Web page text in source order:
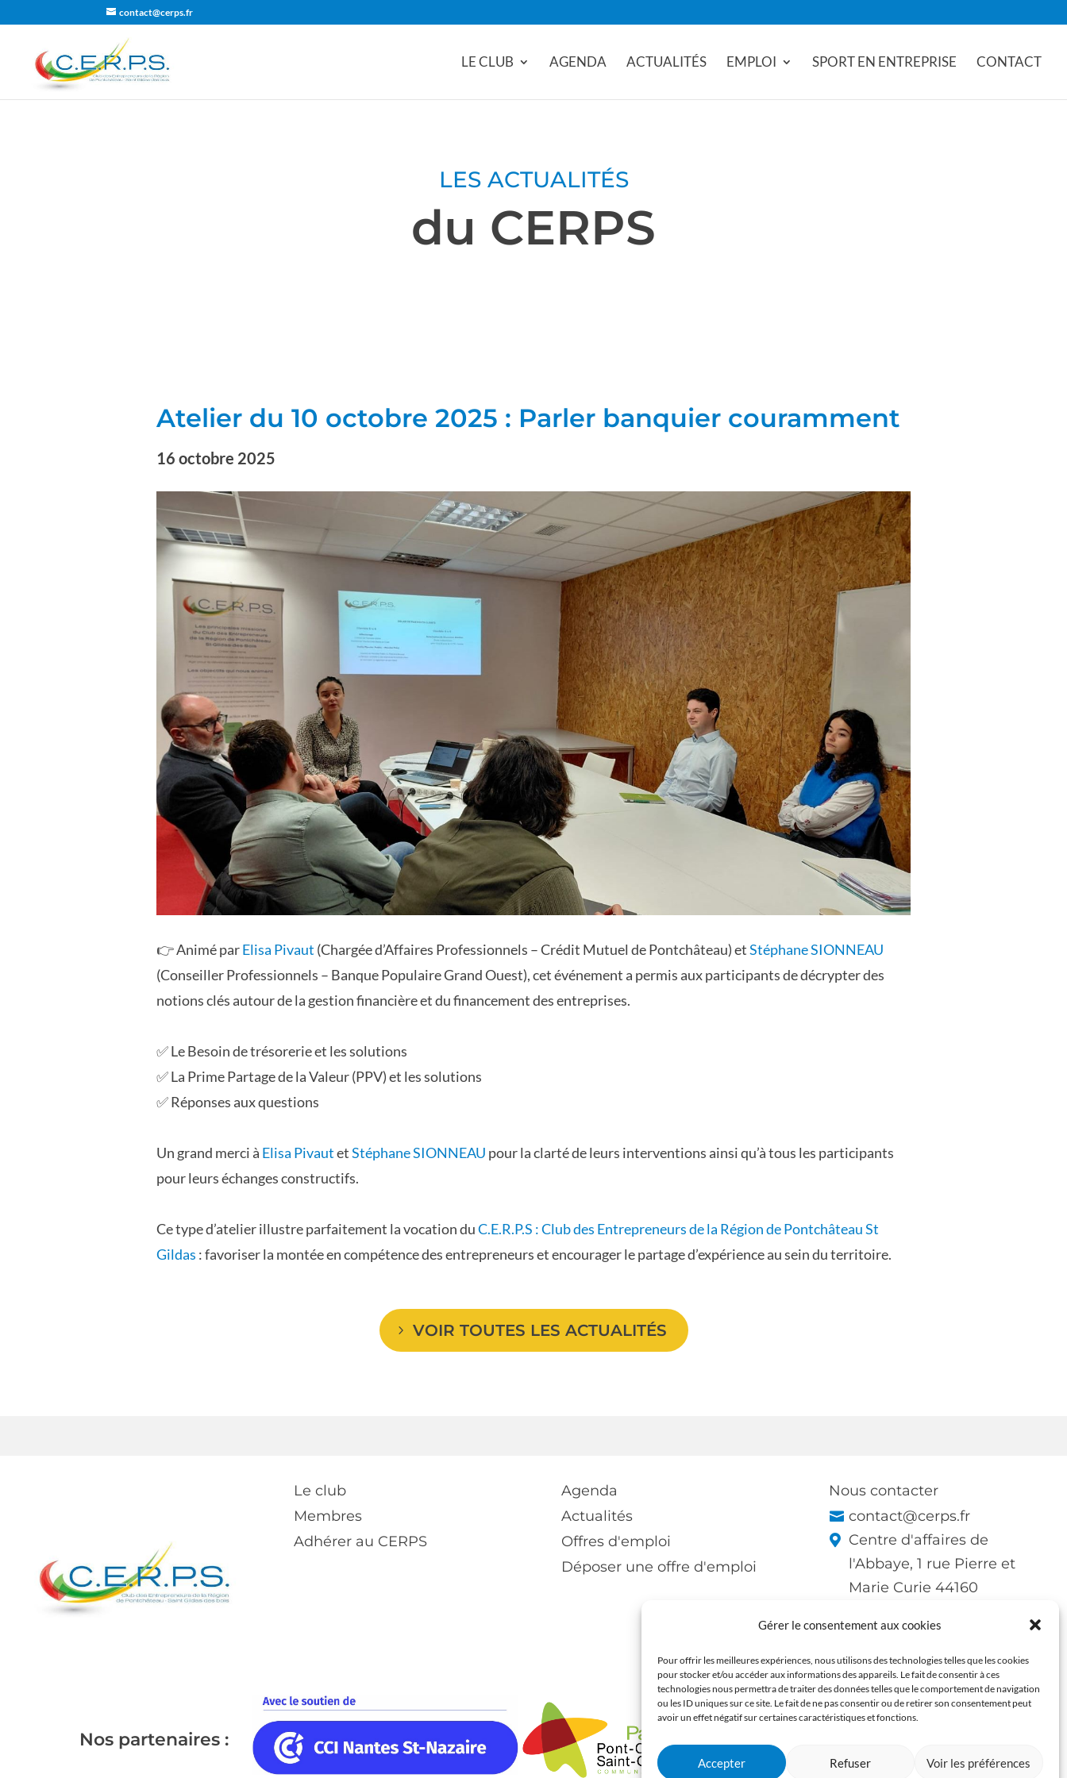
Gérer le consentement aux cookies
Pour offrir les meilleures expériences, nous utilisons des technologies telles que les cookies
pour stocker et/ou accéder aux informations des appareils. Le fait de consentir à ces
technologies nous permettra de traiter des données telles que le comportement de navigation
ou les ID uniques sur ce site. Le fait de ne pas consentir ou de retirer son consentement peut
avoir un effet négatif sur certaines caractéristiques et fonctions.
Accepter Refuser Voir les préférences
contact@cerps.fr
LE CLUB AGENDA ACTUALITÉS EMPLOI SPORT EN ENTREPRISE CONTACT
LES ACTUALITÉS
du CERPS
Atelier du 10 octobre 2025 : Parler banquier couramment
16 octobre 2025
👉 Animé parElisa Pivaut (Chargée d’Affaires Professionnels – Crédit Mutuel de Pontchâteau) etStéphane SIONNEAU
(Conseiller Professionnels – Banque Populaire Grand Ouest), cet événement a permis aux participants de décrypter des
notions clés autour de la gestion financière et du financement des entreprises.
✅ Le Besoin de trésorerie et les solutions
✅ La Prime Partage de la Valeur (PPV) et les solutions
✅ Réponses aux questions
Un grand merci à Elisa PivautetStéphane SIONNEAU pour la clarté de leurs interventions ainsi qu’à tous les participants
pour leurs échanges constructifs.
Ce type d’atelier illustre parfaitement la vocation duC.E.R.P.S : Club des Entrepreneurs de la Région de Pontchâteau St
Gildas : favoriser la montée en compétence des entrepreneurs et encourager le partage d’expérience au sein du territoire.
VOIR TOUTES LES ACTUALITÉS
Le club
Membres
Adhérer au CERPS
Agenda
Actualités
Offres d'emploi
Déposer une offre d'emploi
Nous contacter
contact@cerps.fr
Centre d'affaires de
l'Abbaye, 1 rue Pierre et
Marie Curie 44160
Page Facebook du CERPS
Nos partenaires :